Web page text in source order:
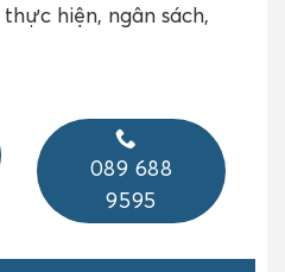
hiện, ngân sách,
089 688
9595